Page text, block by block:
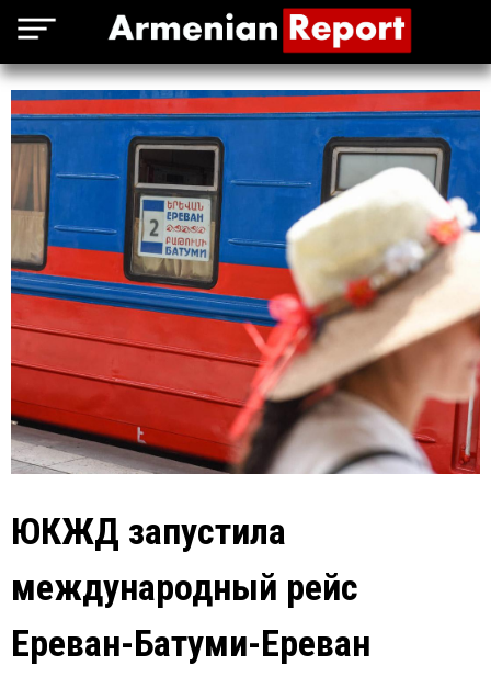
ЮКЖД запустила
международный рейс
Ереван-Батуми-Ереван